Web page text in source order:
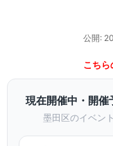
公開:
こちら
現在開催中・開催
墨田区のイベン